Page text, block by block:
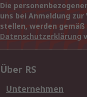
Die
uns bei Anmeldung zur
stellen, werden gemäß
Datenschutzerklärung
Über RS
Unternehmen